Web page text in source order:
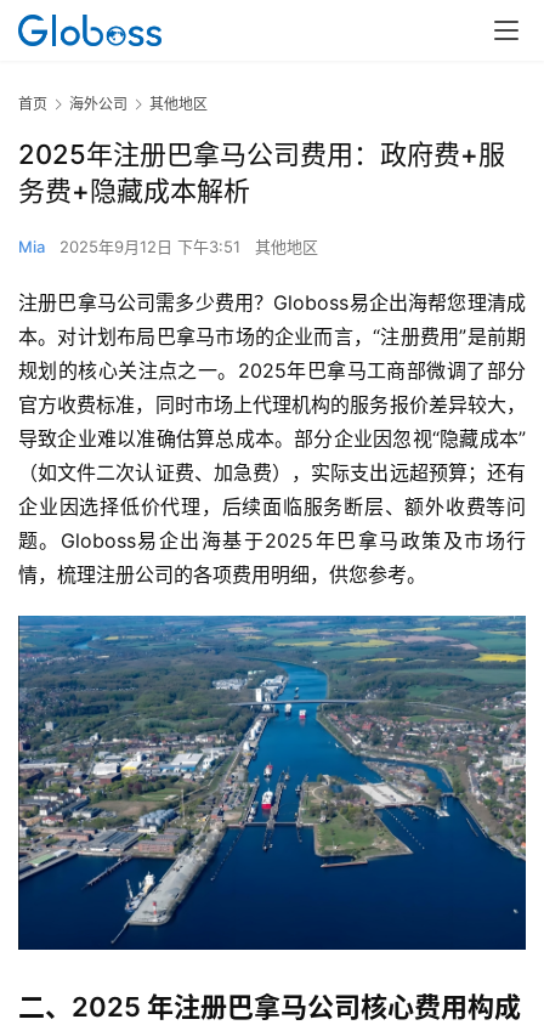
首页 海外公司 其他地区
2025年注册巴拿马公司费用：政府费+服
务费+隐藏成本解析
Mia 2025年9月12日 下午3:51 其他地区
注册巴拿马公司需多少费用？Globoss易企出海帮您理清成
本。对计划布局巴拿马市场的企业而言，“注册费用”是前期
规划的核心关注点之一。2025年巴拿马工商部微调了部分
官方收费标准，同时市场上代理机构的服务报价差异较大，
导致企业难以准确估算总成本。部分企业因忽视“隐藏成本”
（如文件二次认证费、加急费），实际支出远超预算；还有
企业因选择低价代理，后续面临服务断层、额外收费等问
题。Globoss易企出海基于2025年巴拿马政策及市场行
情，梳理注册公司的各项费用明细，供您参考。
二、2025 年注册巴拿马公司核心费用构成